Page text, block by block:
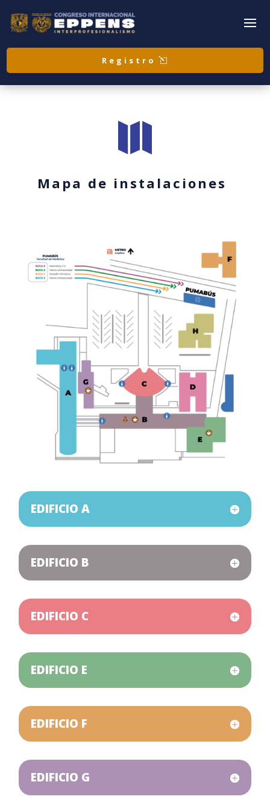
Registro

Mapa de instalaciones
EDIFICIO A
EDIFICIO B
EDIFICIO C
EDIFICIO E
EDIFICIO F
EDIFICIO G